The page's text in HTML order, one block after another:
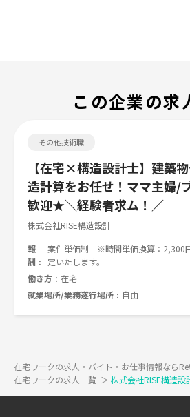
この企業の求
その他技術職
【在宅×構造設計士】建築
造計算をお任せ！ママ主婦/
歓迎★＼経験者求ム！／
株式会社RISE構造設計
報
酬
案件単価制 ※時間単価換算：2,300
定いたします。
働き方
在宅
就業場所/業務遂行場所
自由
在宅ワークの求人・バイト・お仕事情報なら
在宅ワークの求人一覧 ＞ 株式会社RISE構造設